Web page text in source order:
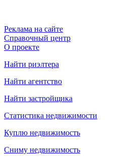
Реклама на сайте
Справочный центр
О проекте
Найти риэлтера
Найти агентство
Найти застройщика
Статистика недвижимости
Куплю недвижимость
Сниму недвижимость